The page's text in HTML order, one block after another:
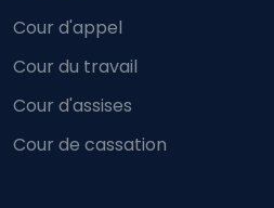
Cour d'appel
Cour du travail
Cour d'assises
Cour de cassation